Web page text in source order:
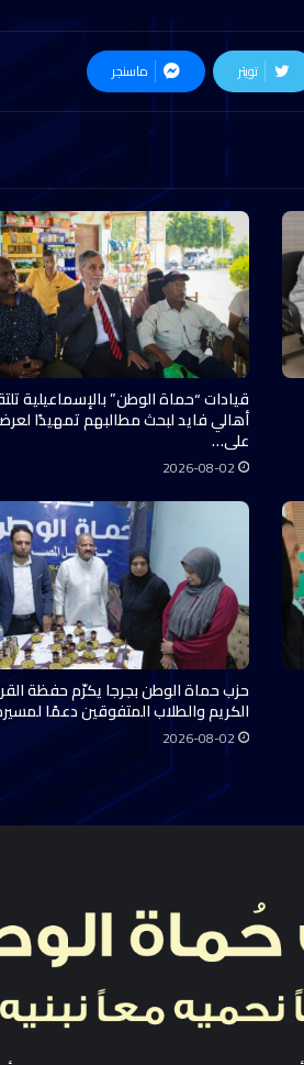
تويتر ماسنجر
قيادات “حماة الوطن” بالإسماعيلية
أهالي فايد لبحث مطالبهم تمهيدًا
على…
2026-08-02
حزب حماة الوطن بجرجا يكرّم حفظة
الكريم والطلاب المتفوقين دعمًا
2026-08-02